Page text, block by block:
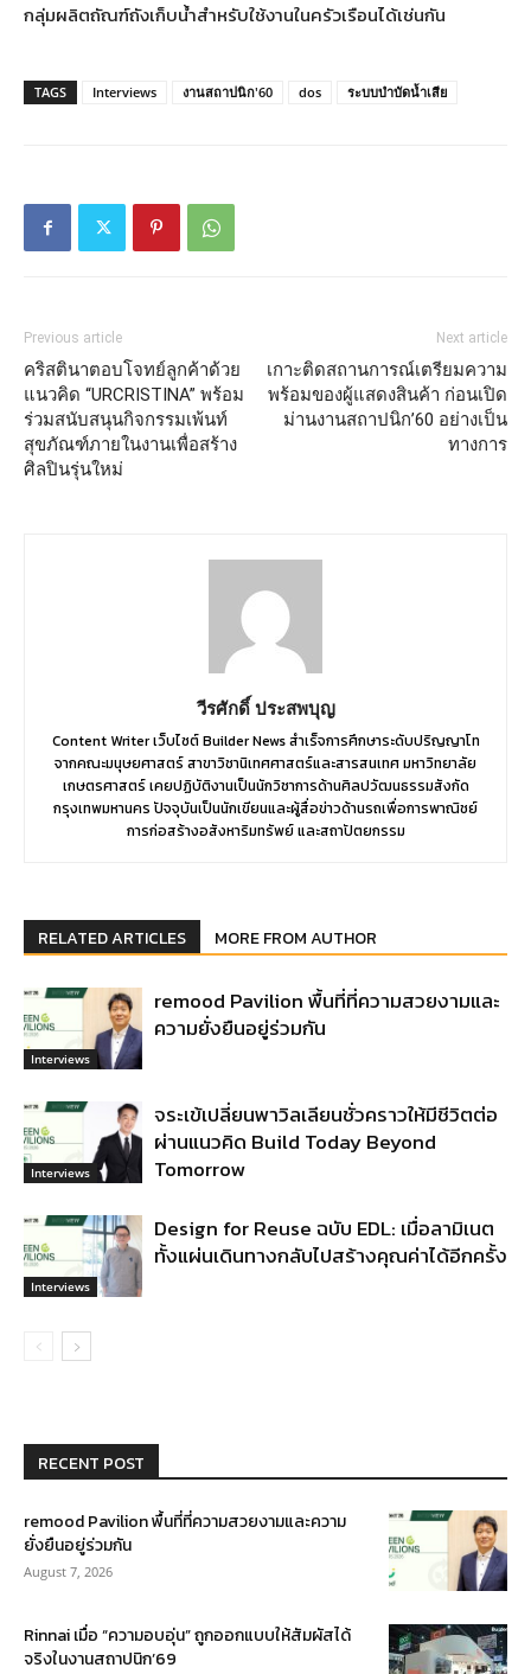
กลุ่มผลิตถัณฑ์ถังเก็บน้ำสำหรับใช้งานในครัวเรือนได้เช่นกัน
TAGS Interviews งานสถาปนิก'60 dos ระบบบำบัดน้ำเสีย
Previous article
คริสตินาตอบโจทย์ลูกค้าด้วย
แนวคิด “URCRISTINA” พร้อม
ร่วมสนับสนุนกิจกรรมเพ้นท์
สุขภัณฑ์ภายในงานเพื่อสร้าง
ศิลปินรุ่นใหม่
Next article
เกาะติดสถานการณ์เตรียมความ
พร้อมของผู้แสดงสินค้า ก่อนเปิด
ม่านงานสถาปนิก’60 อย่างเป็น
ทางการ
วีรศักดิ์ ประสพบุญ
Content Writer เว็บไซต์ Builder News สำเร็จการศึกษาระดับปริญญาโท
จากคณะมนุษยศาสตร์ สาขาวิชานิเทศศาสตร์และสารสนเทศ มหาวิทยาลัย
เกษตรศาสตร์ เคยปฏิบัติงานเป็นนักวิชาการด้านศิลปวัฒนธรรมสังกัด
กรุงเทพมหานคร ปัจจุบันเป็นนักเขียนและผู้สื่อข่าวด้านรถเพื่อการพาณิชย์
การก่อสร้างอสังหาริมทรัพย์ และสถาปัตยกรรม
RELATED ARTICLES MORE FROM AUTHOR
Interviews
remood Pavilion พื้นที่ที่ความสวยงามและ
ความยั่งยืนอยู่ร่วมกัน
Interviews
จระเข้เปลี่ยนพาวิลเลียนชั่วคราวให้มีชีวิตต่อ
ผ่านแนวคิด Build Today Beyond
Tomorrow
Interviews
Design for Reuse ฉบับ EDL: เมื่อลามิเนต
ทั้งแผ่นเดินทางกลับไปสร้างคุณค่าได้อีกครั้ง
RECENT POST
remood Pavilion พื้นที่ที่ความสวยงามและความ
ยั่งยืนอยู่ร่วมกัน
August 7, 2026
Rinnai เมื่อ “ความอบอุ่น” ถูกออกแบบให้สัมผัสได้
จริงในงานสถาปนิก’69